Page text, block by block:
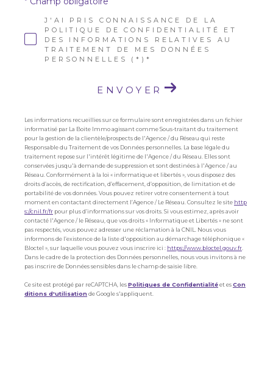
J'AI PRIS CONNAISSANCE DE LA
POLITIQUE DE CONFIDENTIALITÉ ET
DES INFORMATIONS RELATIVES AU
TRAITEMENT DE MES DONNÉES
PERSONNELLES (*)*
ENVOYER
Les informations recueillies sur ce formulaire sont enregistrées dans un fichier
informatisé par La Boite Immo agissant comme Sous-traitant du traitement
pour la gestion de la clientèle/prospects de l'Agence / du Réseau qui reste
Responsable du Traitement de vos Données personnelles. La base légale du
traitement repose sur l'intérêt légitime de l'Agence / du Réseau. Elles sont
conservées jusqu'à demande de suppression et sont destinées à l'Agence / au
Réseau. Conformément à la loi « informatique et libertés », vous disposez des
droits d’accès, de rectification, d’effacement, d’opposition, de limitation et de
portabilité de vos données. Vous pouvez retirer votre consentement à tout
moment en contactant directement l’Agence / Le Réseau. Consultez le site http
s://cnil.fr/fr pour plus d’informations sur vos droits. Si vous estimez, après avoir
contacté l'Agence / le Réseau, que vos droits « Informatique et Libertés » ne sont
pas respectés, vous pouvez adresser une réclamation à la CNIL. Nous vous
informons de l’existence de la liste d'opposition au démarchage téléphonique «
Bloctel », sur laquelle vous pouvez vous inscrire ici : https://www.bloctel.gouv.fr
Dans le cadre de la protection des Données personnelles, nous vous invitons à ne
pas inscrire de Données sensibles dans le champ de saisie libre.
Ce site est protégé par reCAPTCHA, lesPolitiques de Confidentialitéet esCon
ditions d'utilisation de Google s'appliquent.